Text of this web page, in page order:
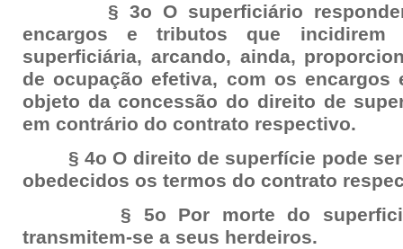
§ 3o O superficiário responderá
encargos e tributos que incidirem
superficiária, arcando, ainda,
de ocupação efetiva, com os encargos
objeto da concessão do direito de
em contrário do contrato respectivo.
§ 4o O direito de superfície pode ser
obedecidos os termos do contrato
§ 5o Por morte do
transmitem-se a seus herdeiros.